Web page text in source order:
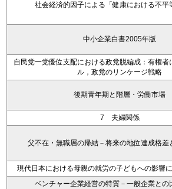
社会経済的因子による「健康における不平
中小企業白書2005年版
自民党一党優位支配における政党脱編成：有権者
ル，政党のリンケージ戦略
後期青年期と階層・労働市場
7 夫婦関係
父不在・無職層の帰結－将来の地位達成格差
現代日本における母親の就労の子どもへの影響
ベンチャー企業経営の特質－一般企業との